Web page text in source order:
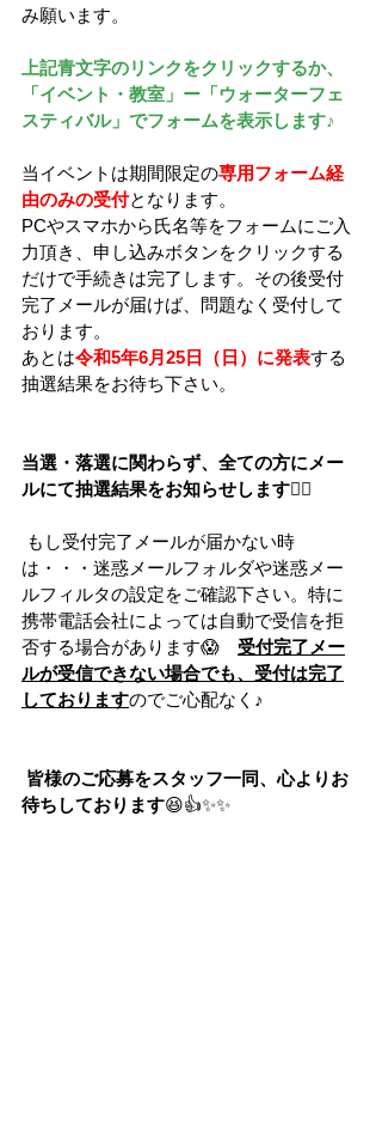
み願います。
上記青文字のリンクをクリックするか、
「イベント・教室」ー「ウォーターフェ
スティバル」でフォームを表示します♪
当イベントは期間限定の専用フォーム経
由のみの受付となります。
PCやスマホから氏名等をフォームにご入
力頂き、申し込みボタンをクリックする
だけで手続きは完了します。その後受付
完了メールが届けば、問題なく受付して
おります。‍
あとは令和5年6月25日（日）に発表する
抽選結果をお待ち下さい。
当選・落選に関わらず、全ての方にメー
ルにて抽選結果をお知らせします🙇‍♂️
は・・・迷惑メールフォルダや迷惑メー
ルフィルタの設定をご確認下さい。特に
携帯電話会社によっては自動で受信を拒
否する場合があります😱 受付完了メー
ルが受信できない場合でも、受付は完了
しておりますのでご心配なく♪
皆様のご応募をスタッフ一同、心よりお
待ちしております😆👍✨✨